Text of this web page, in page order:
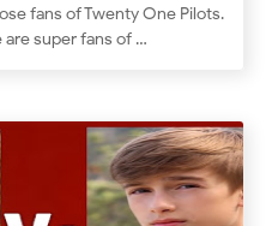
fans of Twenty One Pilots.
are super fans of …